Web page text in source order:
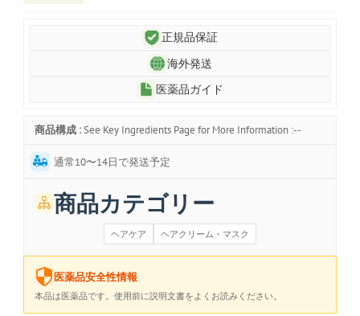
正規品保証
海外発送
医薬品ガイド
商品構成 : See Key Ingredients Page for More Information :--
通常10〜14日で発送予定
商品カテゴリー
ヘアケア ヘアクリーム・マスク
医薬品安全性情報
本品は医薬品です。使用前に説明文書をよくお読みください。